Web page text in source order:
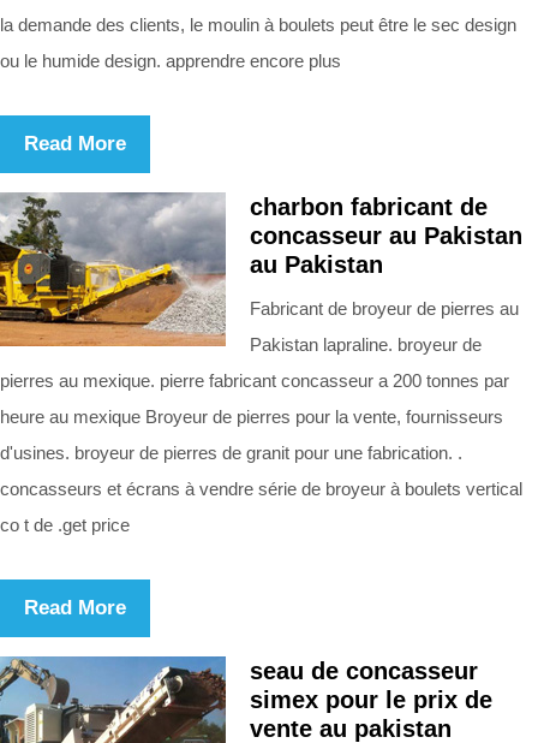
la demande des clients, le moulin à boulets peut être le sec design
ou le humide design. apprendre encore plus
Read More
charbon fabricant de
concasseur au Pakistan
au Pakistan
Fabricant de broyeur de pierres au
Pakistan lapraline. broyeur de
pierres au mexique. pierre fabricant concasseur a 200 tonnes par
heure au mexique Broyeur de pierres pour la vente, fournisseurs
d'usines. broyeur de pierres de granit pour une fabrication. .
concasseurs et écrans à vendre série de broyeur à boulets vertical
co t de .get price
Read More
seau de concasseur
simex pour le prix de
vente au pakistan